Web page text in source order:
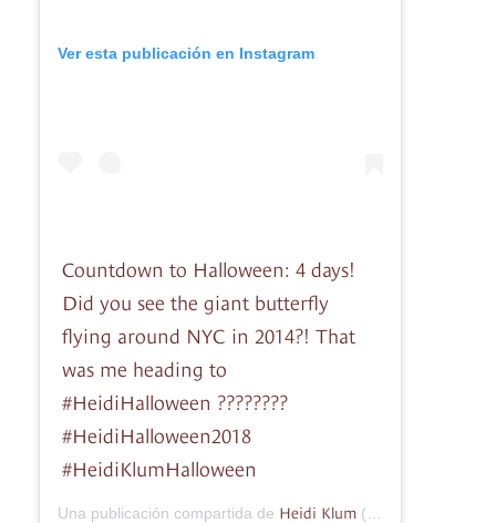
Ver esta publicación en Instagram
Countdown to Halloween: 4 days!
Did you see the giant butterfly
flying around NYC in 2014?! That
was me heading to
#HeidiHalloween ????????
#HeidiHalloween2018
#HeidiKlumHalloween
Una publicación compartida de Heidi Klum (@heidiklum) el